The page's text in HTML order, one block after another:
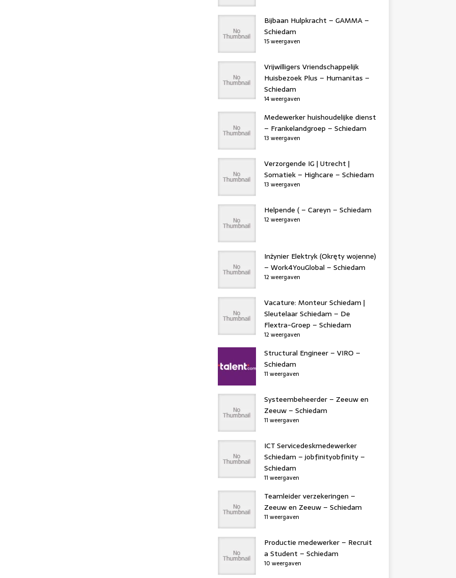
Bijbaan Hulpkracht – GAMMA –
Schiedam
15 weergaven
Vrijwilligers Vriendschappelijk
Huisbezoek Plus – Humanitas –
Schiedam
14 weergaven
Medewerker huishoudelijke dienst
– Frankelandgroep – Schiedam
13 weergaven
Verzorgende IG | Utrecht |
Somatiek – Highcare – Schiedam
13 weergaven
Helpende ( – Careyn – Schiedam
12 weergaven
Inżynier Elektryk (Okręty wojenne)
– Work4YouGlobal – Schiedam
12 weergaven
Vacature: Monteur Schiedam |
Sleutelaar Schiedam – De
Flextra-Groep – Schiedam
12 weergaven
Structural Engineer – VIRO –
Schiedam
11 weergaven
Systeembeheerder – Zeeuw en
Zeeuw – Schiedam
11 weergaven
ICT Servicedeskmedewerker
Schiedam – jobfinityobfinity –
Schiedam
11 weergaven
Teamleider verzekeringen –
Zeeuw en Zeeuw – Schiedam
11 weergaven
Productie medewerker – Recruit
a Student – Schiedam
10 weergaven